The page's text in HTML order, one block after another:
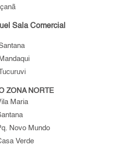
Sala Comercial
ZONA NORTE
Maria
Novo Mundo
Verde